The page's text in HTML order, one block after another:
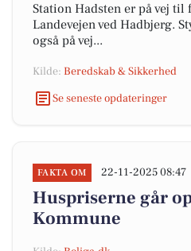
Station Hadsten er på vej
Landevejen ved Hadbjerg.
også på vej...
Kilde: Beredskab & Sikkerhed
Se seneste opdateringer
FAKTA OM 22-11-2025 08:47
Huspriserne går
Kommune